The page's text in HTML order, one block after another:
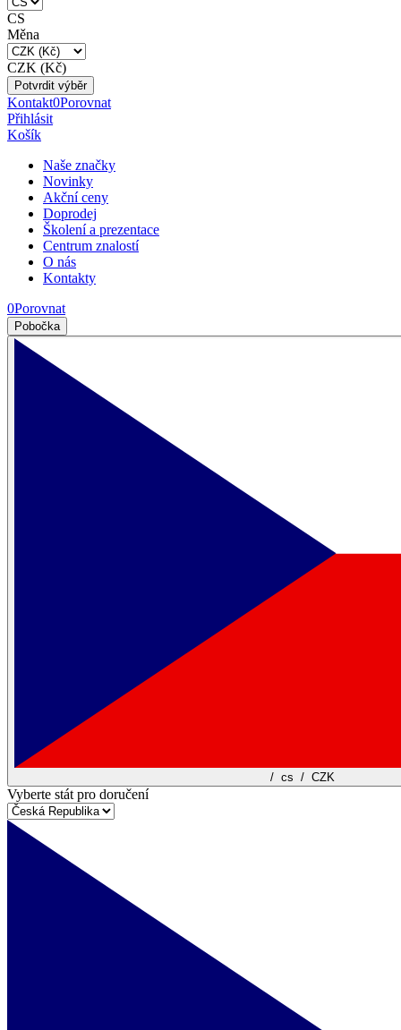
CS
Měna
CZK (Kč)
Potvrdit výběr
Kontakt0Porovnat
Přihlásit
Košík
Naše značky
Novinky
Akční ceny
Doprodej
Školení a prezentace
Centrum znalostí
O nás
Kontakty
0Porovnat
Pobočka
/ cs / CZK
Vyberte stát pro doručení